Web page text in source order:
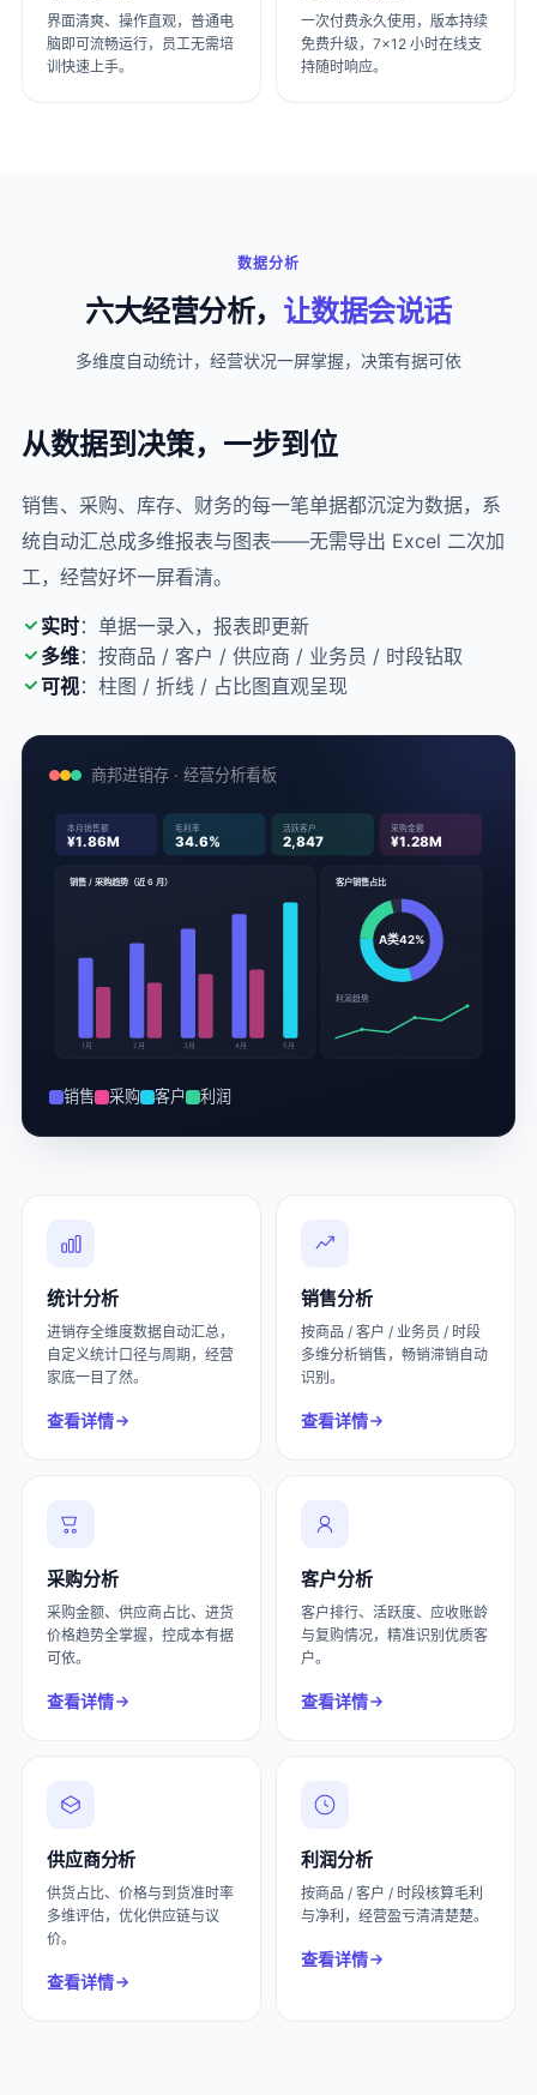
界面清爽、操作直观，普通电
脑即可流畅运行，员工无需培
训快速上手。
一次付费永久使用，版本持续
免费升级，7×12 小时在线支
持随时响应。
数据分析
六大经营分析， 让数据会说话
多维度自动统计，经营状况一屏掌握，决策有据可依
从数据到决策，一步到位
销售、采购、库存、财务的每一笔单据都沉淀为数据，系
统自动汇总成多维报表与图表——无需导出 Excel 二次加
工，经营好坏一屏看清。
实时：单据一录入，报表即更新
多维：按商品 / 客户 / 供应商 / 业务员 / 时段钻取
可视：柱图 / 折线 / 占比图直观呈现
商邦进销存 · 经营分析看板
本月销售额
¥1.86M
毛利率
34.6%
活跃客户
2,847
采购金额
¥1.28M
销售 / 采购趋势（近 6 月）
1月 2月 3月 4月 5月
客户销售占比
A类42%
利润趋势
销售 采购 客户 利润
统计分析
进销存全维度数据自动汇总，
自定义统计口径与周期，经营
家底一目了然。
查看详情
销售分析
按商品 / 客户 / 业务员 / 时段
多维分析销售，畅销滞销自动
识别。
查看详情
采购分析
采购金额、供应商占比、进货
价格趋势全掌握，控成本有据
可依。
查看详情
客户分析
客户排行、活跃度、应收账龄
与复购情况，精准识别优质客
户。
查看详情
供应商分析
供货占比、价格与到货准时率
多维评估，优化供应链与议
价。
查看详情
利润分析
按商品 / 客户 / 时段核算毛利
与净利，经营盈亏清清楚楚。
查看详情